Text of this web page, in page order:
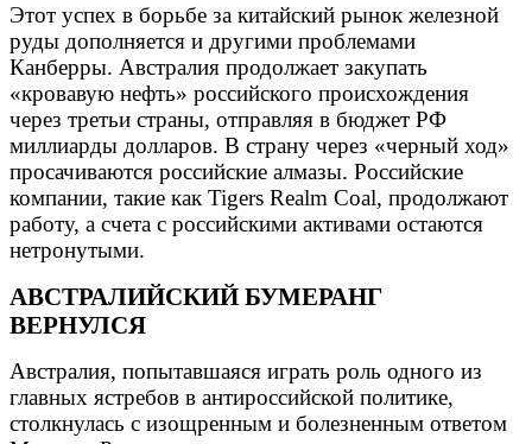
Этот успех в борьбе за китайский рынок железной
руды дополняется и другими проблемами
Канберры. Австралия продолжает закупать
«кровавую нефть» российского происхождения
через третьи страны, отправляя в бюджет РФ
миллиарды долларов. В страну через «черный ход»
просачиваются российские алмазы. Российские
компании, такие как Tigers Realm Coal, продолжают
работу, а счета с российскими активами остаются
нетронутыми.
АВСТРАЛИЙСКИЙ БУМЕРАНГ
ВЕРНУЛСЯ
Австралия, попытавшаяся играть роль одного из
главных ястребов в антироссийской политике,
столкнулась с изощренным и болезненным ответом